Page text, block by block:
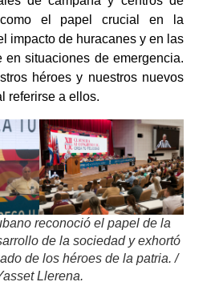
el papel crucial en la
impacto de huracanes y en las
en situaciones de emergencia.
héroes y nuestros nuevos
referirse a ellos.
reconoció el papel de la
de la sociedad y exhortó
de los héroes de la patria. /
Llerena.